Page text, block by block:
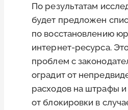
По результатам
будет предложен
по восстановлению
интернет-ресурса.
проблем с
оградит от
расходов на штрафы
от блокировки в